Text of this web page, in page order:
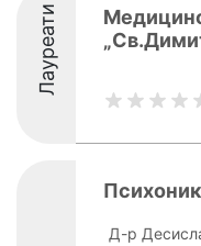
Лауреати
Д-р